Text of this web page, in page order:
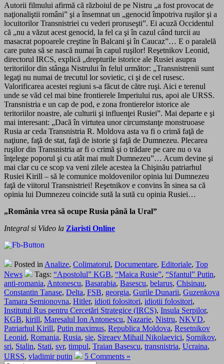
Autorii filmului afirmă că războiul de pe Nistru „a fost provocat de
naţionaliştii români” şi a însemnat un „genocid împotriva ruşilor şi a
locuitorilor Transnistriei cu vederi proruseşti”. Ei acuză Occidentul
că „nu a văzut acest genocid, la fel ca şi în cazul când turcii au
masacrat popoarele creştine în Balcani şi în Caucaz”… E o paralelă
care putea să se nască numai în capul ruşilor! Reşetnikov Leonid,
directorul IRCS, explică „drepturile istorice ale Rusiei asupra
teritoriilor din stânga Nistrului în felul următor: „Transnistrenii sunt
legaţi nu numai de trecutul lor sovietic, ci şi de cel rusesc.
Valorificarea acestei regiuni s-a făcut de către ruşi. Aici e terenul
unde se văd cel mai bine frontierele Imperiului rus, apoi ale URSS.
Transnistria e un cap de pod, e zona frontierelor istorice ale
teritoriilor noastre, ale culturii şi influenţei Rusiei”. Mai departe e şi
mai interesant: „Dacă în virtutea unor circumstanţe monstruoase
Rusia ar ceda Transnistria R. Moldova asta va fi o crimă faţă de
naţiune, faţă de stat, faţă de istorie şi faţă de Dumnezeu. Plecarea
ruşilor din Transnistria ar fi o crimă şi o trădare pe care nu o va
înţelege poporul şi cu atât mai mult Dumnezeu”… Acum devine şi
mai clar cu ce scop va veni zilele acestea la Chişinău patriarhul
Rusiei Kirill – să le comunice moldovenilor opinia lui Dumnezeu
faţă de viitorul Transnistriei! Reşetnikov e convins în sinea sa că
opinia lui Dumnezeu coincide sută la sută cu opinia Rusiei…
„România vrea să ocupe Rusia până la Ural”
Integral si Video la Ziaristi Online
Posted in Analize, Colimatorul, Documentare, Editoriale, Top
News
Tags: “Apostolul” KGB, “Maica Rusie”, “Sfantul” Putin,
anti-romania, Antonescu, Basarabia, Basescu, belarus, Chisinau,
Constantin Tanase, Delta, FSB, georgia, Gurile Dunarii, Guzenkova
Tamara Semionovna, Hitler, idioti folositori, idiotii folositori,
Institutul Rus pentru Cercetări Strategice (IRCS), Insula Serpilor,
KGB, kirill, Maresalul Ion Antonescu, Nazarie, Nistru, NKVD,
Patriarhul Kirill, Putin maximus, Republica Moldova, Resetnikov
Leonid, Romania, Rusia, sie, Sireaev Mihail Nikolaevici, Şornikov,
sri, Stalin, Stati, svr, timpul, Traian Basescu, transnistria, Ucraina,
URSS, vladimir putin 5 Comments »